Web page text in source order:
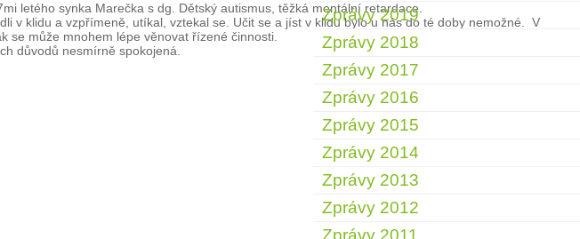
letého synka Marečka s dg. Dětský autismus, těžká mentální retardace.
v klidu a vzpřímeně, utíkal, vztekal se. Učit se a jíst v klidu bylo u nás do té doby nemožné. V
se může mnohem lépe věnovat řízené činnosti.
důvodů nesmírně spokojená.
Zprávy 2019
Zprávy 2018
Zprávy 2017
Zprávy 2016
Zprávy 2015
Zprávy 2014
Zprávy 2013
Zprávy 2012
Zprávy 2011